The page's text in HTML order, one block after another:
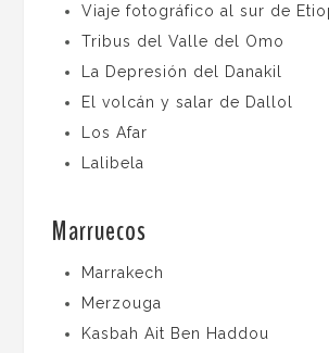
Viaje fotográfico al sur de
Tribus del Valle del Omo
La Depresión del Danakil
El volcán y salar de Dallol
Los Afar
Lalibela
Marruecos
Marrakech
Merzouga
Kasbah Ait Ben Haddou